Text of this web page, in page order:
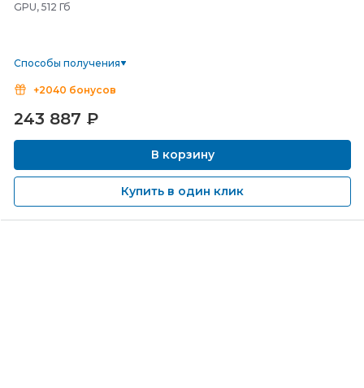
GPU, 512 Гб
Способы получения
+2040 бонусов
243 887 ₽
В корзину
Купить в один клик